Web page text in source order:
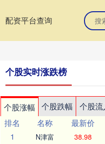
配资平台查询
个股实时涨跌榜
个股涨幅 个股跌幅 个股流
排名
名称 最新价
1
N津富 38.98